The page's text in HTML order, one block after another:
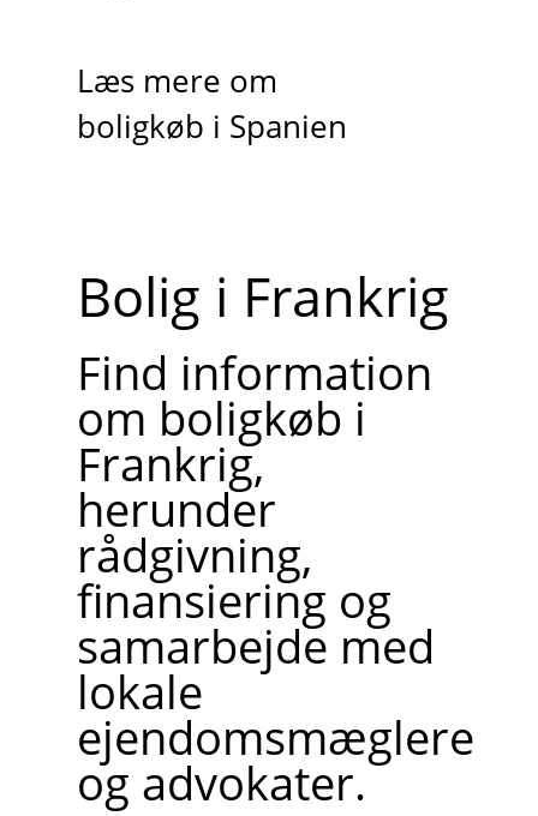
Læs mere om
boligkøb i Spanien
Bolig i Frankrig
Find information
om boligkøb i
Frankrig,
herunder
rådgivning,
finansiering og
samarbejde med
lokale
ejendomsmæglere
og advokater.